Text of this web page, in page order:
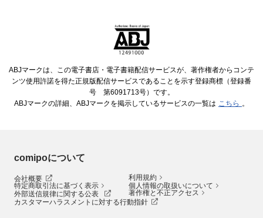
ABJマークは、この電子書店・電子書籍配信サービスが、著作権者からコンテ
ンツ使用許諾を得た正規版配信サービスであることを示す登録商標（登録番
号 第6091713号）です。
ABJマークの詳細、ABJマークを掲示しているサービスの一覧は こちら 。
comipoについて
会社概要
利用規約
特定商取引法に基づく表示
個人情報の取扱いについて
外部送信規律に関する公表
著作権と不正アクセス
カスタマーハラスメントに対する行動指針